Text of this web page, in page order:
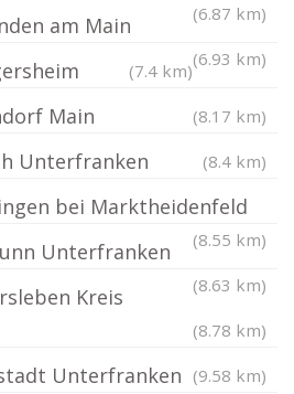
(6.87 km)
am Main
(6.93 km)
(7.4 km)
Main (8.17 km)
Unterfranken (8.4 km)
bei Marktheidenfeld
(8.55 km)
Unterfranken
(8.63 km)
Kreis
(8.78 km)
Unterfranken (9.58 km)